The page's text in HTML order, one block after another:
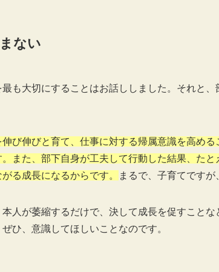
ない
も大切にすることはお話ししました。それと
伸び伸びと育て、仕事に対する帰属意識を高め
また、部下自身が工夫して行動した結果、た
る成長になるからです。
まるで、子育てですが
人が萎縮するだけで、決して成長を促すことな
ひ、意識してほしいことなのです。